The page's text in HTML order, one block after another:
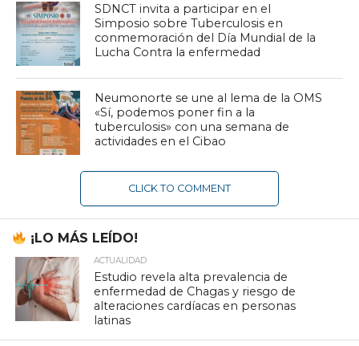
SDNCT invita a participar en el
Simposio sobre Tuberculosis en
conmemoración del Día Mundial de la
Lucha Contra la enfermedad
Neumonorte se une al lema de la OMS
«Sí, podemos poner fin a la
tuberculosis» con una semana de
actividades en el Cibao
CLICK TO COMMENT
¡LO MÁS LEÍDO!
ACTUALIDAD
Estudio revela alta prevalencia de
enfermedad de Chagas y riesgo de
alteraciones cardíacas en personas
latinas